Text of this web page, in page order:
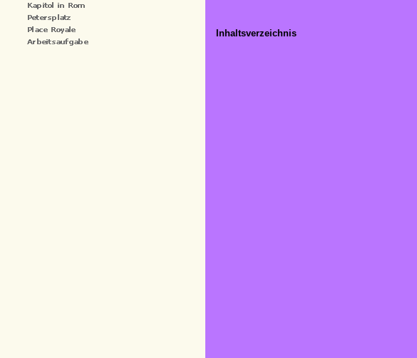
Inhaltsverzeichnis